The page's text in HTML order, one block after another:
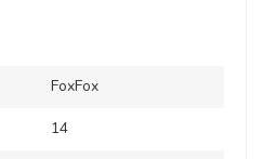
FoxFox
14